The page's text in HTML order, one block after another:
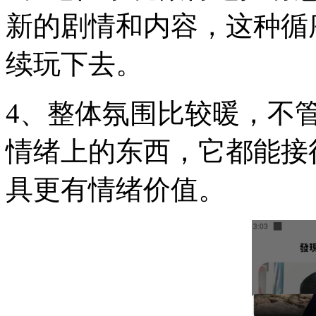
新的剧情和内容，这种
续玩下去。
4、整体氛围比较暖，不
情绪上的东西，它都能
具更有情绪价值。